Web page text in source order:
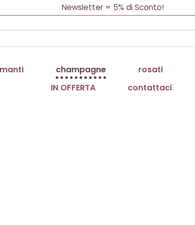
Spedizione Gratuita oltre 69 €
Consegna 1/3 gg in tutta Italia
Newsletter = 5% di Sconto!
champagne rosati
IN OFFERTA
contattaci